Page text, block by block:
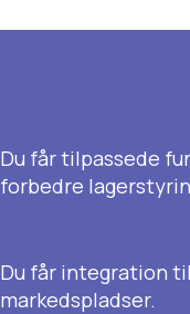
Du får tilpassede
forbedre
Du får integration
markedspladser.